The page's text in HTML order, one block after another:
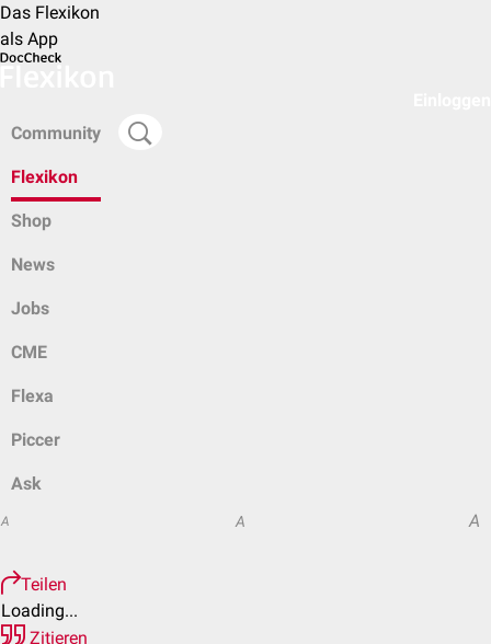
Das Flexikon
als App
Community
Flexikon
Shop
News
Jobs
CME
Flexa
Piccer
Ask
A A A
Teilen
Loading...
Zitieren